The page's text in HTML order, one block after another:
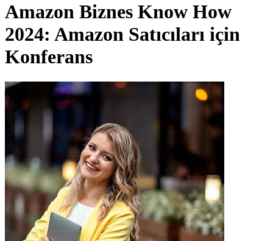
Amazon Biznes Know How
2024: Amazon Satıcıları için
Konferans